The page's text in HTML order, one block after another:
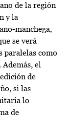
de la región
y la
manchega,
se verá
paralelas como
el
de
si las
lo
de